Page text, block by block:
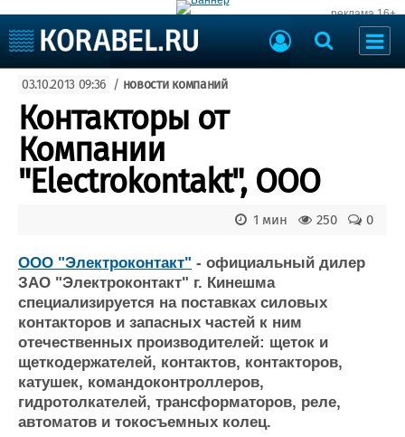
реклама 16+
Судоходство
Судоремонт
События
Пресс-релизы
Порты
Рыболовство
ВМФ
Судостроение
Пульс
Новости
Компании
Работа
Крюинг
Журнал
Торговая площадка
Доска объявлений
Продажа флота
Оборудование
Изделия
Материалы
Услуги
03.10.2013 09:36 / новости компаний
Контакторы от
Компании
"Electrokontakt", ООО
0
250
1 мин
ООО "Электроконтакт" - официальный дилер
ЗАО "Электроконтакт" г. Кинешма
специализируется на поставках силовых
контакторов и запасных частей к ним
отечественных производителей: щеток и
щеткодержателей, контактов, контакторов,
катушек, командоконтроллеров,
гидротолкателей, трансформаторов, реле,
автоматов и токосъемных колец.